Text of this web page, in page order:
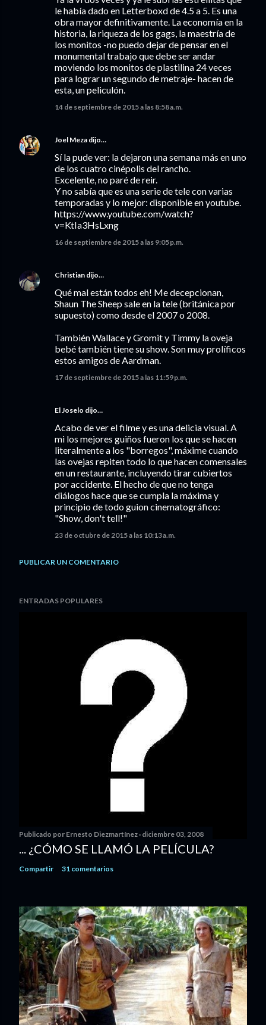
le había dado en Letterboxd de 4.5 a 5. Es una
obra mayor definitivamente. La economía en la
historia, la riqueza de los gags, la maestría de
los monitos -no puedo dejar de pensar en el
monumental trabajo que debe ser andar
moviendo los monitos de plastilina 24 veces
para lograr un segundo de metraje- hacen de
esta, un peliculón.
14 de septiembre de 2015 a las 8:58 a.m.
Joel Meza dijo…
Sí la pude ver: la dejaron una semana más en uno
de los cuatro cinépolis del rancho.
Excelente, no paré de reir.
Y no sabía que es una serie de tele con varias
temporadas y lo mejor: disponible en youtube.
https://www.youtube.com/watch?
v=KtIa3HsLxng
16 de septiembre de 2015 a las 9:05 p.m.
Christian dijo…
Qué mal están todos eh! Me decepcionan,
Shaun The Sheep sale en la tele (británica por
supuesto) como desde el 2007 o 2008.
También Wallace y Gromit y Timmy la oveja
bebé también tiene su show. Son muy prolíficos
estos amigos de Aardman.
17 de septiembre de 2015 a las 11:59 p.m.
El Joselo dijo…
Acabo de ver el filme y es una delicia visual. A
mi los mejores guiños fueron los que se hacen
literalmente a los "borregos", máxime cuando
las ovejas repiten todo lo que hacen comensales
en un restaurante, incluyendo tirar cubiertos
por accidente. El hecho de que no tenga
diálogos hace que se cumpla la máxima y
principio de todo guion cinematográfico:
"Show, don't tell!"
23 de octubre de 2015 a las 10:13 a.m.
PUBLICAR UN COMENTARIO
ENTRADAS POPULARES
Publicado por Ernesto Diezmartínez diciembre 03, 2008
... ¿CÓMO SE LLAMÓ LA PELÍCULA?
Compartir 31 comentarios